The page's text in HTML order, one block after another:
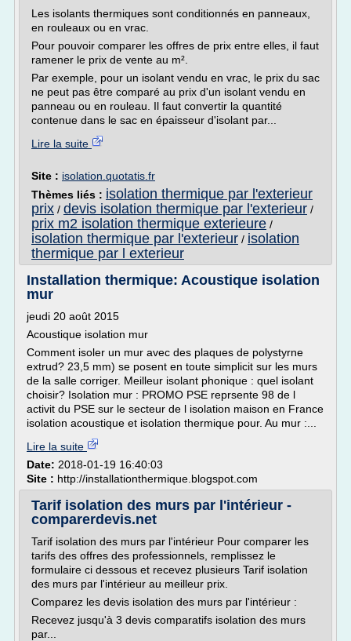
Les isolants thermiques sont conditionnés en panneaux,
en rouleaux ou en vrac.
Pour pouvoir comparer les offres de prix entre elles, il faut
ramener le prix de vente au m².
Par exemple, pour un isolant vendu en vrac, le prix du sac
ne peut pas être comparé au prix d'un isolant vendu en
panneau ou en rouleau. Il faut convertir la quantité
contenue dans le sac en épaisseur d'isolant par...
Lire la suite
Site : isolation.quotatis.fr
Thèmes liés : isolation thermique par l'exterieur
prix / devis isolation thermique par l'exterieur /
prix m2 isolation thermique exterieure /
isolation thermique par l'exterieur / isolation
thermique par l exterieur
Installation thermique: Acoustique isolation
mur
jeudi 20 août 2015
Acoustique isolation mur
Comment isoler un mur avec des plaques de polystyrne
extrud? 23,5 mm) se posent en toute simplicit sur les murs
de la salle corriger. Meilleur isolant phonique : quel isolant
choisir? Isolation mur : PROMO PSE reprsente 98 de l
activit du PSE sur le secteur de l isolation maison en France
isolation acoustique et isolation thermique pour. Au mur :...
Lire la suite
Date: 2018-01-19 16:40:03
Site : http://installationthermique.blogspot.com
Tarif isolation des murs par l'intérieur -
comparerdevis.net
Tarif isolation des murs par l'intérieur Pour comparer les
tarifs des offres des professionnels, remplissez le
formulaire ci dessous et recevez plusieurs Tarif isolation
des murs par l'intérieur au meilleur prix.
Comparez les devis isolation des murs par l'intérieur :
Recevez jusqu'à 3 devis comparatifs isolation des murs
par...